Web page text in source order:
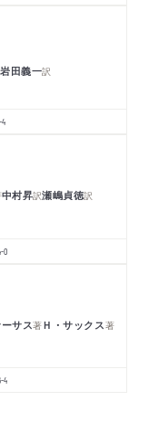
岩田義一訳
4
中村昇訳瀬嶋貞徳訳
0
サス著Ｈ・サックス著
4